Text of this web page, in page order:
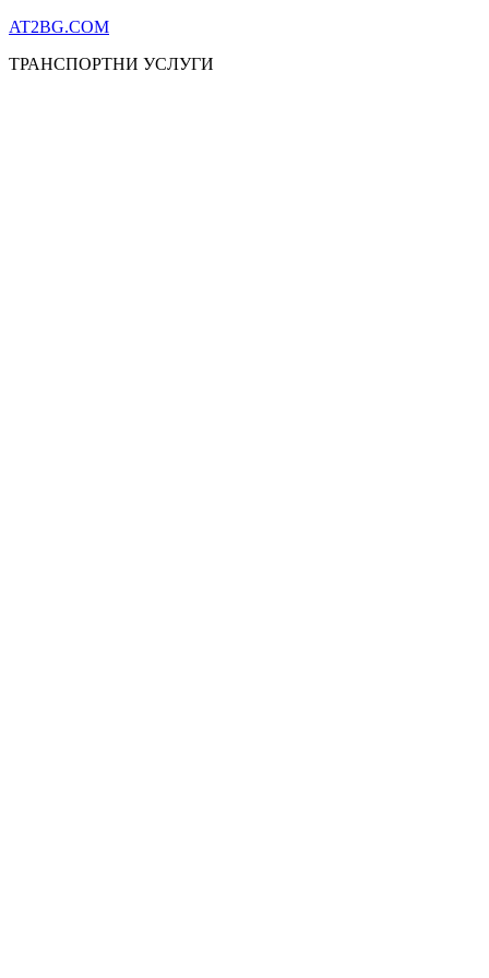
Skip
content
AT2BG.COM
ТРАНСПОРТНИ УСЛУГИ